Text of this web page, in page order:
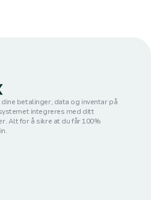
betalinger, data og inventar på
integreres med ditt
Alt for å sikre at du får 100%